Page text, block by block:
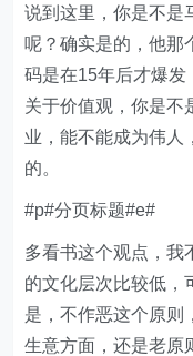
说到这里，你是不是
呢？确实是的，他那
码是在15年后才爆发
关于价值观，你是不
业，能不能成为伟人
的。
#p#分页标题#e#
多看书这个观点，我
的文化层次比较低，
是，不作恶这个原则
生意方面，还是老原